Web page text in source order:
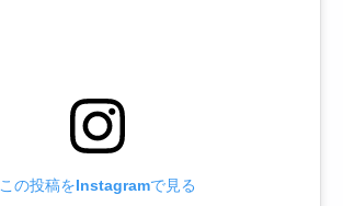
この投稿をInstagramで見る